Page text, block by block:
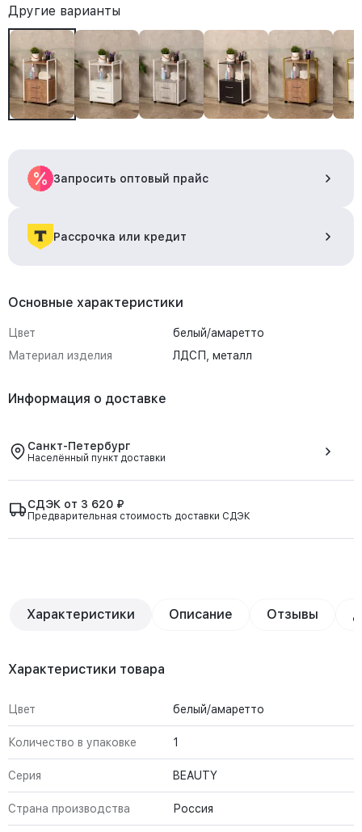
Другие варианты
Запросить оптовый прайс
Рассрочка или кредит
Основные характеристики
Цвет
белый/амаретто
Материал изделия
ЛДСП, металл
Информация о доставке
Санкт-Петербург
Населённый пункт доставки
СДЭК от 3 620 ₽
Предварительная стоимость доставки СДЭК
Характеристики Описание Отзывы
Характеристики товара
Цвет белый/амаретто
Количество в упаковке 1
Серия BEAUTY
Страна производства Россия